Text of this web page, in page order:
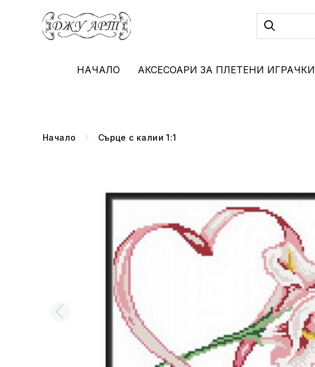
НАЧАЛО АКСЕСОАРИ ЗА ПЛЕТЕНИ ИГРАЧКИ
Начало Сърце с калии 1:1